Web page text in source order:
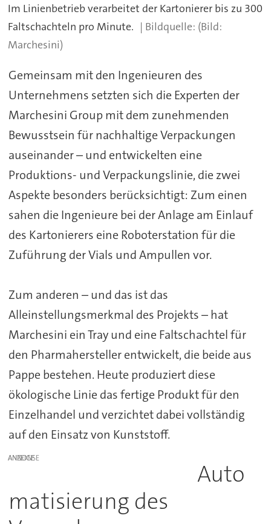
Im Linienbetrieb verarbeitet der Kartonierer bis zu 300
Faltschachteln pro Minute.
(Bild:
Marchesini)
Gemeinsam mit den Ingenieuren des
Unternehmens setzten sich die Experten der
Marchesini Group mit dem zunehmenden
Bewusstsein für nachhaltige Verpackungen
auseinander – und entwickelten eine
Produktions- und Verpackungslinie, die zwei
Aspekte besonders berücksichtigt: Zum einen
sahen die Ingenieure bei der Anlage am Einlauf
des Kartonierers eine Roboterstation für die
Zuführung der Vials und Ampullen vor.
Zum anderen – und das ist das
Alleinstellungsmerkmal des Projekts – hat
Marchesini ein Tray und eine Faltschachtel für
den Pharmahersteller entwickelt, die beide aus
Pappe bestehen. Heute produziert diese
ökologische Linie das fertige Produkt für den
Einzelhandel und verzichtet dabei vollständig
auf den Einsatz von Kunststoff.
ANZEIGE
Auto
matisierung des